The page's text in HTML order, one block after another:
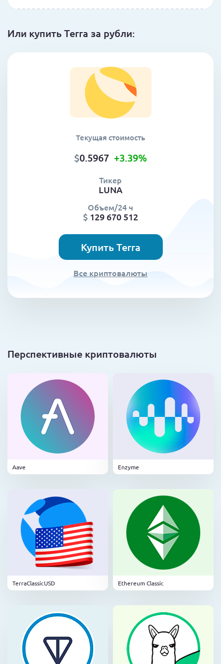
Или купить Terra за рубли:
Текущая стоимость
$0.5967 +3.39%
Тикер
LUNA
Объем/24 ч
$ 129 670 512
Купить Terra
Все криптовалюты
Перспективные криптовалюты
Aave Enzyme
TerraClassicUSD Ethereum Classic